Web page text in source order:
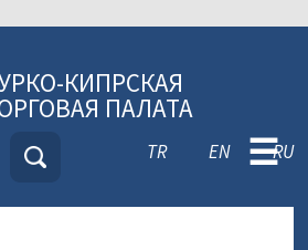
КИПРСКАЯ
ПАЛАТА
TR EN RU
☰